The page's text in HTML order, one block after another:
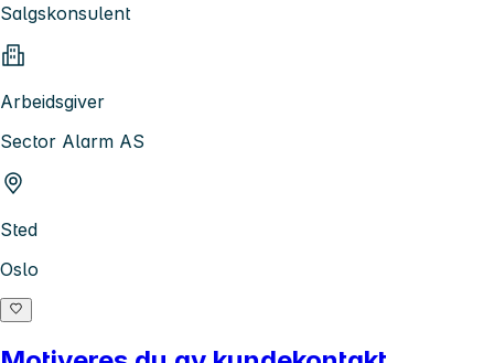
Salgskonsulent
Arbeidsgiver
Sector Alarm AS
Sted
Oslo